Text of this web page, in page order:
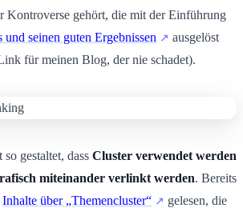
Kontroverse gehört, die mit der Einführung
seinen guten Ergebnissen
ausgelöst
für meinen Blog, der nie schadet).
gestaltet, dass Cluster verwendet werden
miteinander verlinkt werden. Bereits
Inhalte über „Themencluster“
gelesen, die